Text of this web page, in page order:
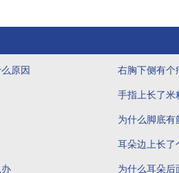
原因 右胸下侧有个
手指上长了米
为什么脚底有
耳朵边上长了
为什么耳朵后